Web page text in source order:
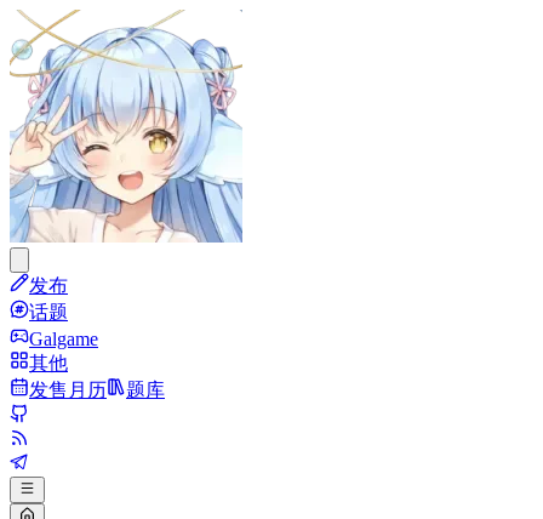
发布
话题
Galgame
其他
发售月历
题库